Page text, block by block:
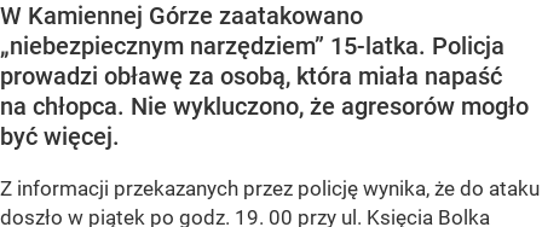
W Kamiennej Górze zaatakowano
„niebezpiecznym narzędziem” 15-latka. Policja
prowadzi obławę za osobą, która miała napaść
na chłopca. Nie wykluczono, że agresorów mogło
być więcej.
Z informacji przekazanych przez policję wynika, że do ataku
doszło w piątek po godz. 19. 00 przy ul. Księcia Bolka